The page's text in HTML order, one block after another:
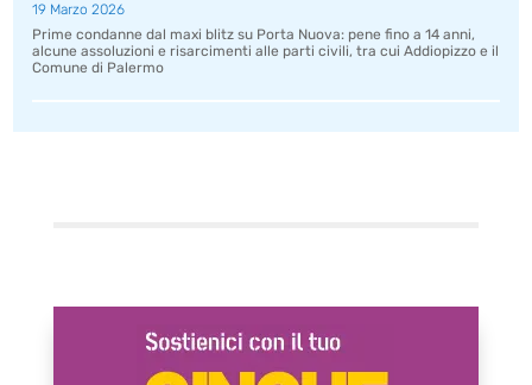
19 Marzo 2026
Prime condanne dal maxi blitz su Porta Nuova: pene fino a 14 anni,
alcune assoluzioni e risarcimenti alle parti civili, tra cui Addiopizzo e il
Comune di Palermo